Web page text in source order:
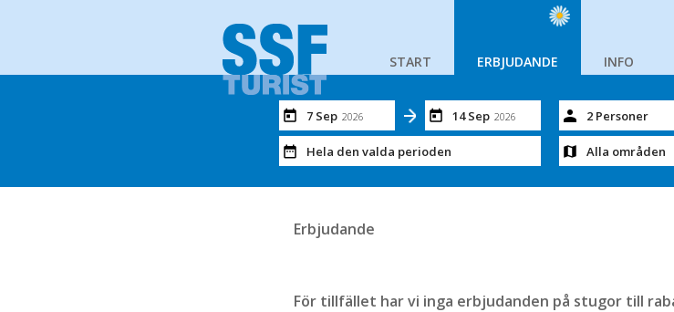
START ERBJUDANDE INFO
7 Sep 2026 14 Sep 2026
Hela den valda perioden
2 Personer
Alla områden
Erbjudande
För tillfället har vi inga erbjudanden på stugor till